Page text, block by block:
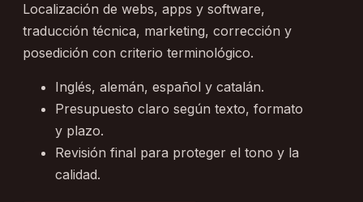
Localización de webs, apps y software,
traducción técnica, marketing, corrección y
posedición con criterio terminológico.
Inglés, alemán, español y catalán.
Presupuesto claro según texto, formato
y plazo.
Revisión final para proteger el tono y la
calidad.